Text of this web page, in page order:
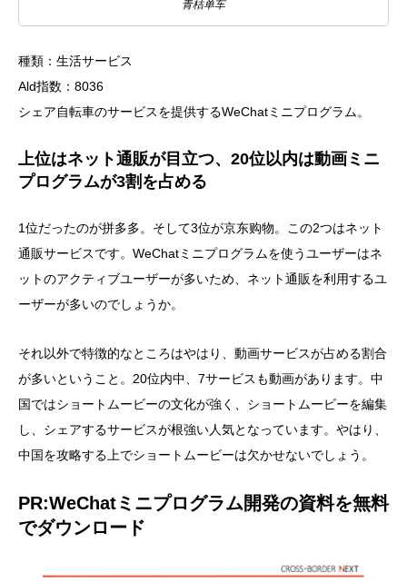
青桔单车
種類：生活サービス
Ald指数：8036
シェア自転車のサービスを提供するWeChatミニプログラム。
上位はネット通販が目立つ、20位以内は動画ミニ
プログラムが3割を占める
1位だったのが拼多多。そして3位が京东购物。この2つはネット
通販サービスです。WeChatミニプログラムを使うユーザーはネ
ットのアクティブユーザーが多いため、ネット通販を利用するユ
ーザーが多いのでしょうか。
それ以外で特徴的なところはやはり、動画サービスが占める割合
が多いということ。20位内中、7サービスも動画があります。中
国ではショートムービーの文化が強く、ショートムービーを編集
し、シェアするサービスが根強い人気となっています。やはり、
中国を攻略する上でショートムービーは欠かせないでしょう。
PR:WeChatミニプログラム開発の資料を無料
でダウンロード